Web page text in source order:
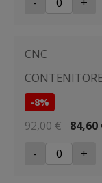
CNC
-8%
92,00 € 84,60
-
+